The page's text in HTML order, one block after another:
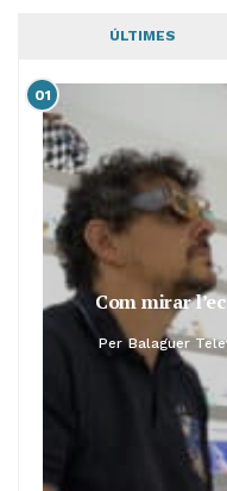
ÚLTIMES
01
Com mirar
Per Balaguer